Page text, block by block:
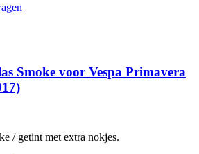
Smoke voor Vespa Primavera
/ getint met extra nokjes.